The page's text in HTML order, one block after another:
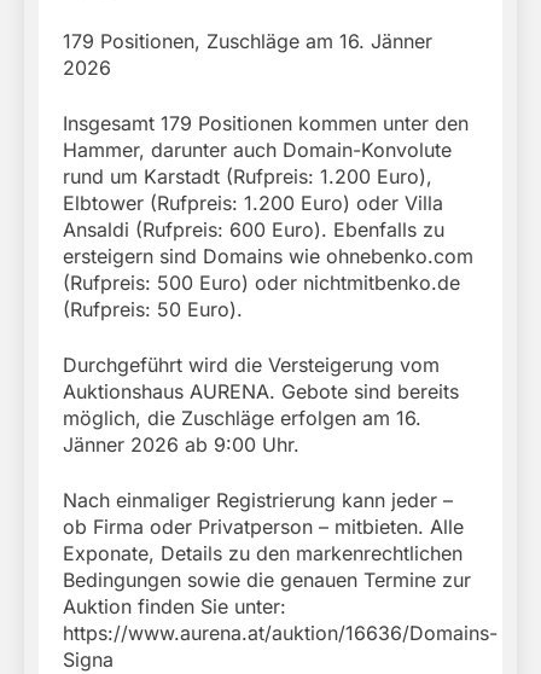
179 Positionen, Zuschläge am 16. Jänner
2026
Insgesamt 179 Positionen kommen unter den
Hammer, darunter auch Domain-Konvolute
rund um Karstadt (Rufpreis: 1.200 Euro),
Elbtower (Rufpreis: 1.200 Euro) oder Villa
Ansaldi (Rufpreis: 600 Euro). Ebenfalls zu
ersteigern sind Domains wie ohnebenko.com
(Rufpreis: 500 Euro) oder nichtmitbenko.de
(Rufpreis: 50 Euro).
Durchgeführt wird die Versteigerung vom
Auktionshaus AURENA. Gebote sind bereits
möglich, die Zuschläge erfolgen am 16.
Jänner 2026 ab 9:00 Uhr.
Nach einmaliger Registrierung kann jeder –
ob Firma oder Privatperson – mitbieten. Alle
Exponate, Details zu den markenrechtlichen
Bedingungen sowie die genauen Termine zur
Auktion finden Sie unter:
https://www.aurena.at/auktion/16636/Domains-
Signa